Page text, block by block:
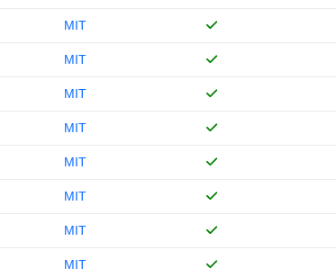
MIT
MIT
MIT
MIT
MIT
MIT
MIT
MIT